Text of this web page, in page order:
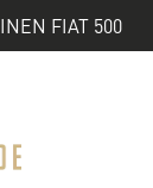
FIAT 500